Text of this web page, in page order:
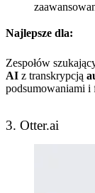
Najlepsze dla:
Zespołów
AI z transkrypcją
podsumowaniami i
3. Otter.ai